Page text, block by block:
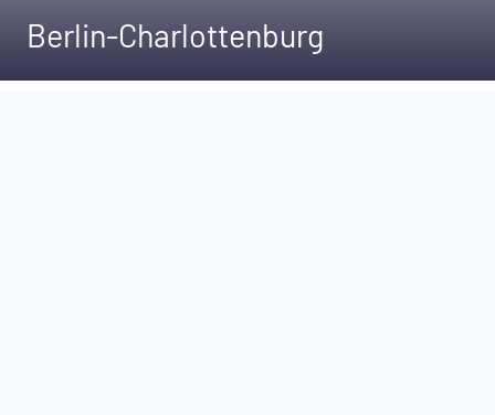
Berlin-Charlottenburg